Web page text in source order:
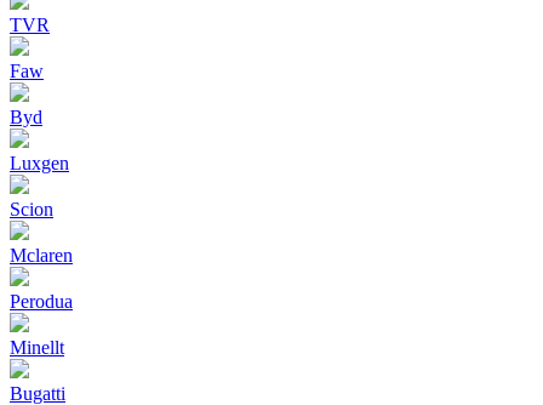
TVR
Faw
Byd
Luxgen
Scion
Mclaren
Perodua
Minellt
Bugatti